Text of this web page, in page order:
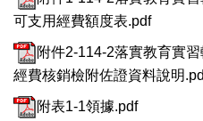
可支用經費額度表.pdf
附件2-114-2落實教育實
經費核銷檢附佐證資料說明
附表1-1領據.pdf